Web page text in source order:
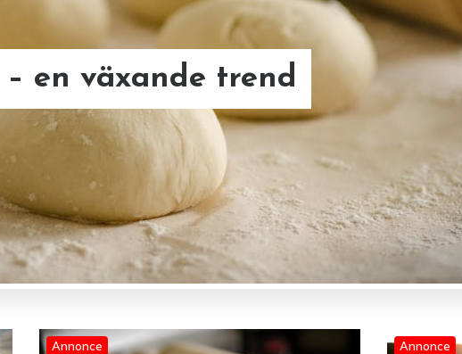
gör varumärkesval
en växande trend
från
för alla miljöer